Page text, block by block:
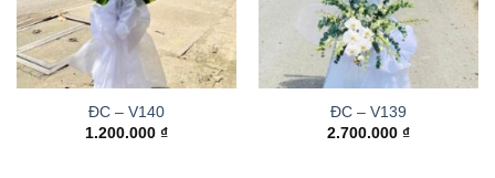
ĐC – V140
1.200.000 ₫
ĐC – V139
2.700.000 ₫